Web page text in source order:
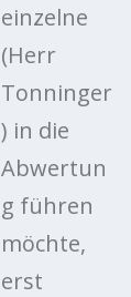
einzelne
(Herr
Tonninger
) in die
Abwertun
g führen
möchte,
erst